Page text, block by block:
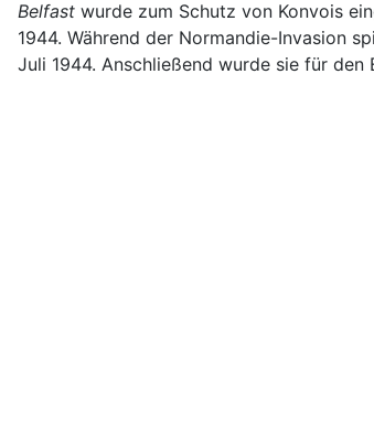
Belfast wurde zum Schutz von Konvois
1944. Während der Normandie-Invasion
Juli 1944. Anschließend wurde sie für